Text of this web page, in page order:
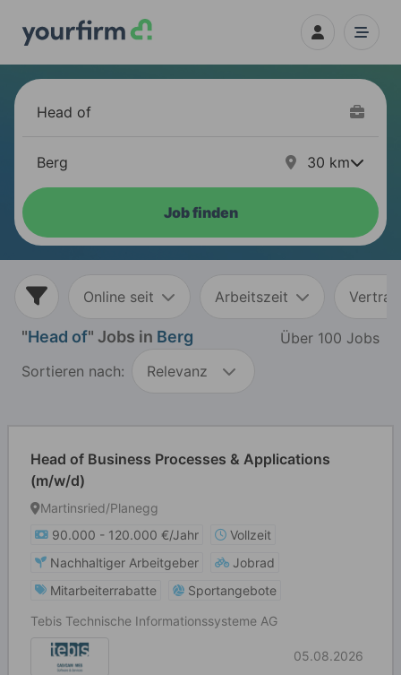
30 km
Job finden
Online seit Arbeitszeit
"Head of" Jobs in Berg
Über 100 Jobs
Sortieren nach:
Relevanz
Head of Business Processes & Applications
(m/w/d)
Martinsried/Planegg
90.000 - 120.000 €/Jahr
Vollzeit
Nachhaltiger Arbeitgeber
Jobrad
Mitarbeiterrabatte
Sportangebote
Tebis Technische Informationssysteme AG
05.08.2026